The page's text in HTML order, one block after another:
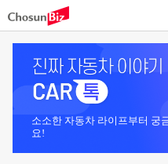
소소한 자동차 라이프부터 궁
요!